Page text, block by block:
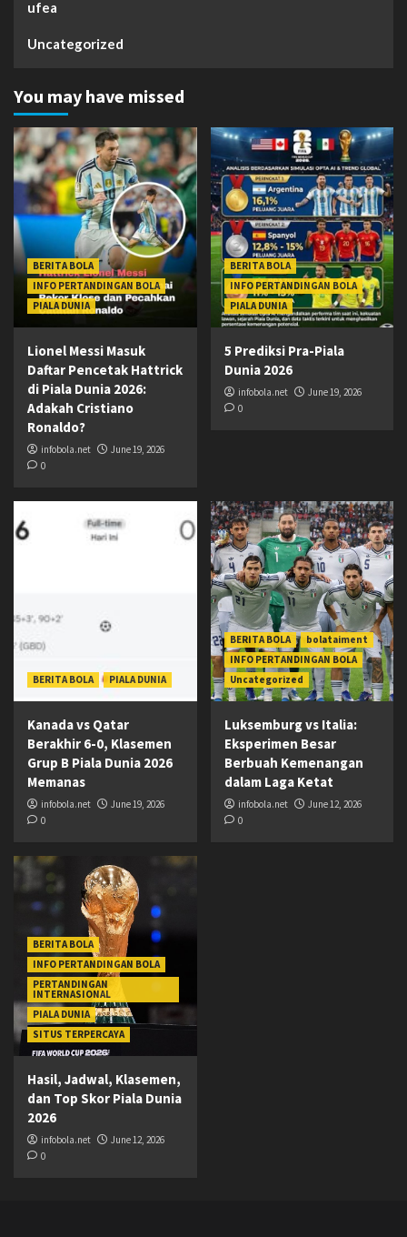
ufea
Uncategorized
You may have missed
BERITA BOLA
INFO PERTANDINGAN BOLA
PIALA DUNIA
Lionel Messi Masuk
Daftar Pencetak Hattrick
di Piala Dunia 2026:
Adakah Cristiano
Ronaldo?
infobola.net
June 19, 2026
0
BERITA BOLA
INFO PERTANDINGAN BOLA
PIALA DUNIA
5 Prediksi Pra-Piala
Dunia 2026
infobola.net
June 19, 2026
0
BERITA BOLA PIALA DUNIA
Kanada vs Qatar
Berakhir 6-0, Klasemen
Grup B Piala Dunia 2026
Memanas
infobola.net
June 19, 2026
0
BERITA BOLA
bolataiment
INFO PERTANDINGAN BOLA
Uncategorized
Luksemburg vs Italia:
Eksperimen Besar
Berbuah Kemenangan
dalam Laga Ketat
infobola.net
June 12, 2026
0
BERITA BOLA
INFO PERTANDINGAN BOLA
PERTANDINGAN
INTERNASIONAL
PIALA DUNIA
SITUS TERPERCAYA
Hasil, Jadwal, Klasemen,
dan Top Skor Piala Dunia
2026
infobola.net
June 12, 2026
0